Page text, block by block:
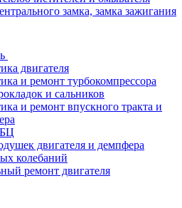
замка, замка зажигания
двигателя
и ремонт турбокомпрессора
и сальников
и ремонт впускного тракта и
двигателя и демпфера
колебаний
ремонт двигателя